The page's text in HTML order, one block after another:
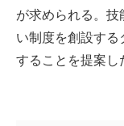
が求められる。技
い制度を創設する
することを提案し